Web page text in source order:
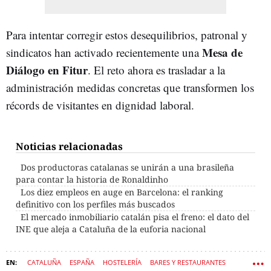
Para intentar corregir estos desequilibrios, patronal y
sindicatos han activado recientemente unaMesa de
Diálogo en Fitur. El reto ahora es trasladar a la
administración medidas concretas que transformen los
récords de visitantes en dignidad laboral.
Noticias relacionadas
Dos productoras catalanas se unirán a una brasileña
para contar la historia de Ronaldinho
Los diez empleos en auge en Barcelona: el ranking
definitivo con los perfiles más buscados
El mercado inmobiliario catalán pisa el freno: el dato del
INE que aleja a Cataluña de la euforia nacional
CATALUÑA ESPAÑA HOSTELERÍA BARES Y RESTAURANTES